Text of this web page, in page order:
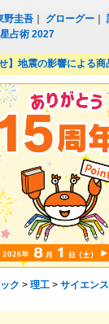
野圭吾 グローグー ｜
占術 2027
せ】地震の影響による
ク > 理工> サイエン